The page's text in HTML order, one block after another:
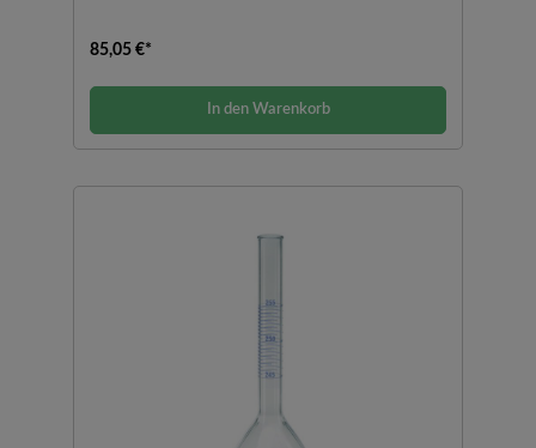
85,05 €*
In den Warenkorb